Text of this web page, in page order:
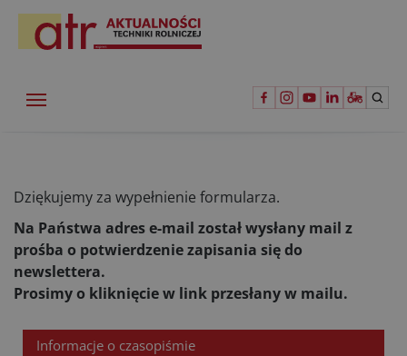
Dziękujemy za wypełnienie formularza.
Na Państwa adres e-mail został wysłany mail z
prośba o potwierdzenie zapisania się do
newslettera.
Prosimy o kliknięcie w link przesłany w mailu.
Informacje o czasopiśmie